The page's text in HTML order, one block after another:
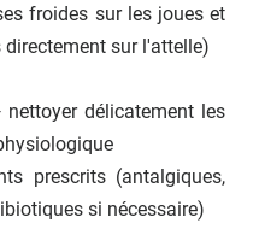
froides sur les joues et
sur l'attelle)
délicatement les
prescrits (antalgiques,
si nécessaire)